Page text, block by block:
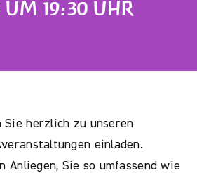
UM 19:30 UHR
Sie herzlich zu unseren
einladen.
Anliegen, Sie so umfassend wie